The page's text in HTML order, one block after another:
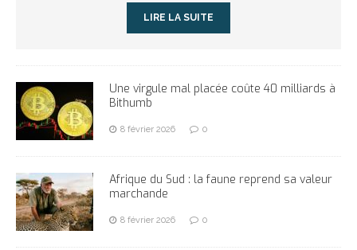
LIRE LA SUITE
Une virgule mal placée coûte 40 milliards à
Bithumb
8 février 2026 0
Afrique du Sud : la faune reprend sa valeur
marchande
8 février 2026 0